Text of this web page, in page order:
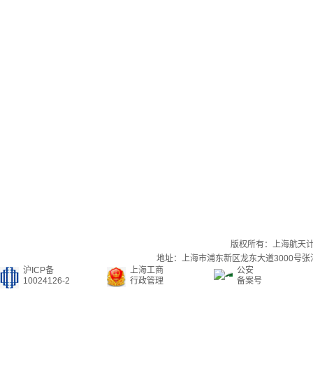
版权所有：上海航天
地址：上海市浦东新区龙东大道3000号
沪ICP备
10024126-2
上海工商
行政管理
公安
备案号